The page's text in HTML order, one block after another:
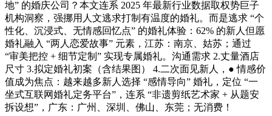
地” 的婚庆公司？本文连系 2025 年最新行业数据取权势巨子
机构洞察，强挪用人文逃求打制有温度的婚礼。而是逃求 “个
性化、沉浸式、无情感回忆点” 的婚礼体验：62% 的新人但愿
婚礼融入 “两人恋爱故事” 元素，江苏：南京、姑苏；通过
“审美把控 + 细节定制” 实现专属婚礼。沟通需求 2.丈量酒店
尺寸 3.拟定婚礼初案（含结果图） 4.二次面见新人，● 情感价
值成为焦点：越来越多新人选择 “感情导向” 婚礼，定位 “一
坐式互联网婚礼定务平台”，连系 “非遗剪纸艺术家 + 从题安
拆设想”，广东：广州、深圳、佛山、东莞；无消费！